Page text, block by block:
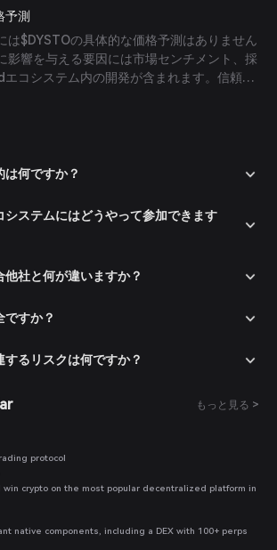
測
は$DYSTOの具体的な価格予測はありません
影響を与える要因には市場センチメント、採
コシステム内の開発が含まれます。信頼で
には、著名な金融アナリストや市場調査レポ
何ですか？
ステムにはどうやって参加できます
社と何が違いますか？
すか？
るリスクは何ですか？
もっと見る >
protocol
win crypto on the most popular decentralized platform in
native components, including a DEX with 100+ perps